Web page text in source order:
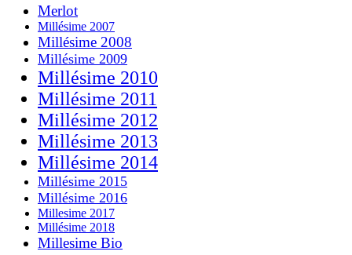
Merlot
Millésime 2007
Millésime 2008
Millésime 2009
Millésime 2010
Millésime 2011
Millésime 2012
Millésime 2013
Millésime 2014
Millésime 2015
Millésime 2016
Millesime 2017
Millésime 2018
Millesime Bio